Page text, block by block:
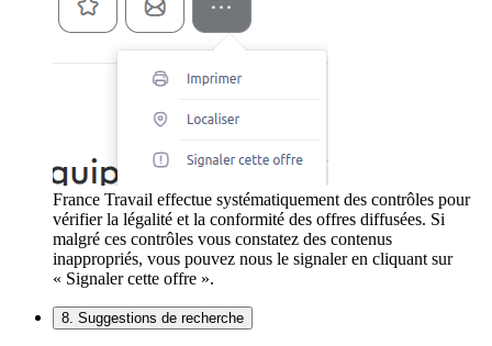
France Travail effectue systématiquement des contrôles pour
vérifier la légalité et la conformité des offres diffusées. Si
malgré ces contrôles vous constatez des contenus
inappropriés, vous pouvez nous le signaler en cliquant sur
« Signaler cette offre ».
8. Suggestions de recherche